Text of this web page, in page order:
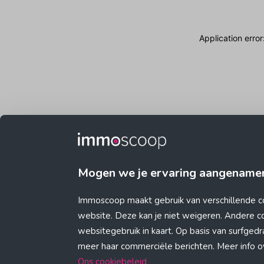
Mogen we je ervaring
Immoscoop maakt gebruik van verschillende
website. Deze kan je niet weigeren. Andere
websitegebruik in kaart. Op basis van
meer haar commerciële berichten. Meer info
Ons cookiebeleid
Application